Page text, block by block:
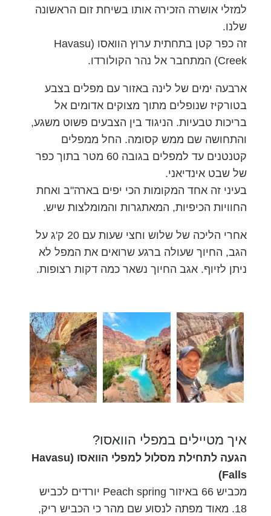
למזלי אושרה הזכירה אותו בשיחת זום הראשונה
שלנו.
זה כפר קטן בתחתית ערוץ הוואסו (Havasu
Creek) המתחבר אל נהר הקולורדו.
ארבעה ימים של לינה באזור עם מפלים בצבע
בטורקיז שנופלים מתוך מצוקים אדומים אל
בריכות טבעיות. הניגוד בין הצבעים פשוט משגע,
והתחושה שם ממש קסומה. החל ממפלים
קטנטנים עד למפלים בגובה 60 מטר בתוך כפר
של שבט אינדיאני.
בעיני זה אחד המקומות הכי יפים בארה"ב ואחת
החוויות הכיפיות, המאתגרות והמומלצות שיש.
אחרי הליכה של שלוש וחצי שעות עם 20 ק'ג על
הגב, החיוך שעולה ברגע שרואים את המפל לא
ניתן לזיוף. אגב החיוך נשאר כמה דקות רצופות.
איך מטיילים במפלי הוואסו?
הגעה לתחילת מסלול למפלי הוואסו (Havasu
Falls)
מכביש 66 באיזור Peach spring יורדים לכביש
18. מאוד מפתה לנסוע שם מהר כי הכביש ריק,